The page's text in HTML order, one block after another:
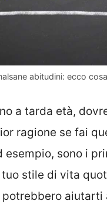
abitudini: ecco
a tarda età,
ragione se fai
sono i
stile di vita